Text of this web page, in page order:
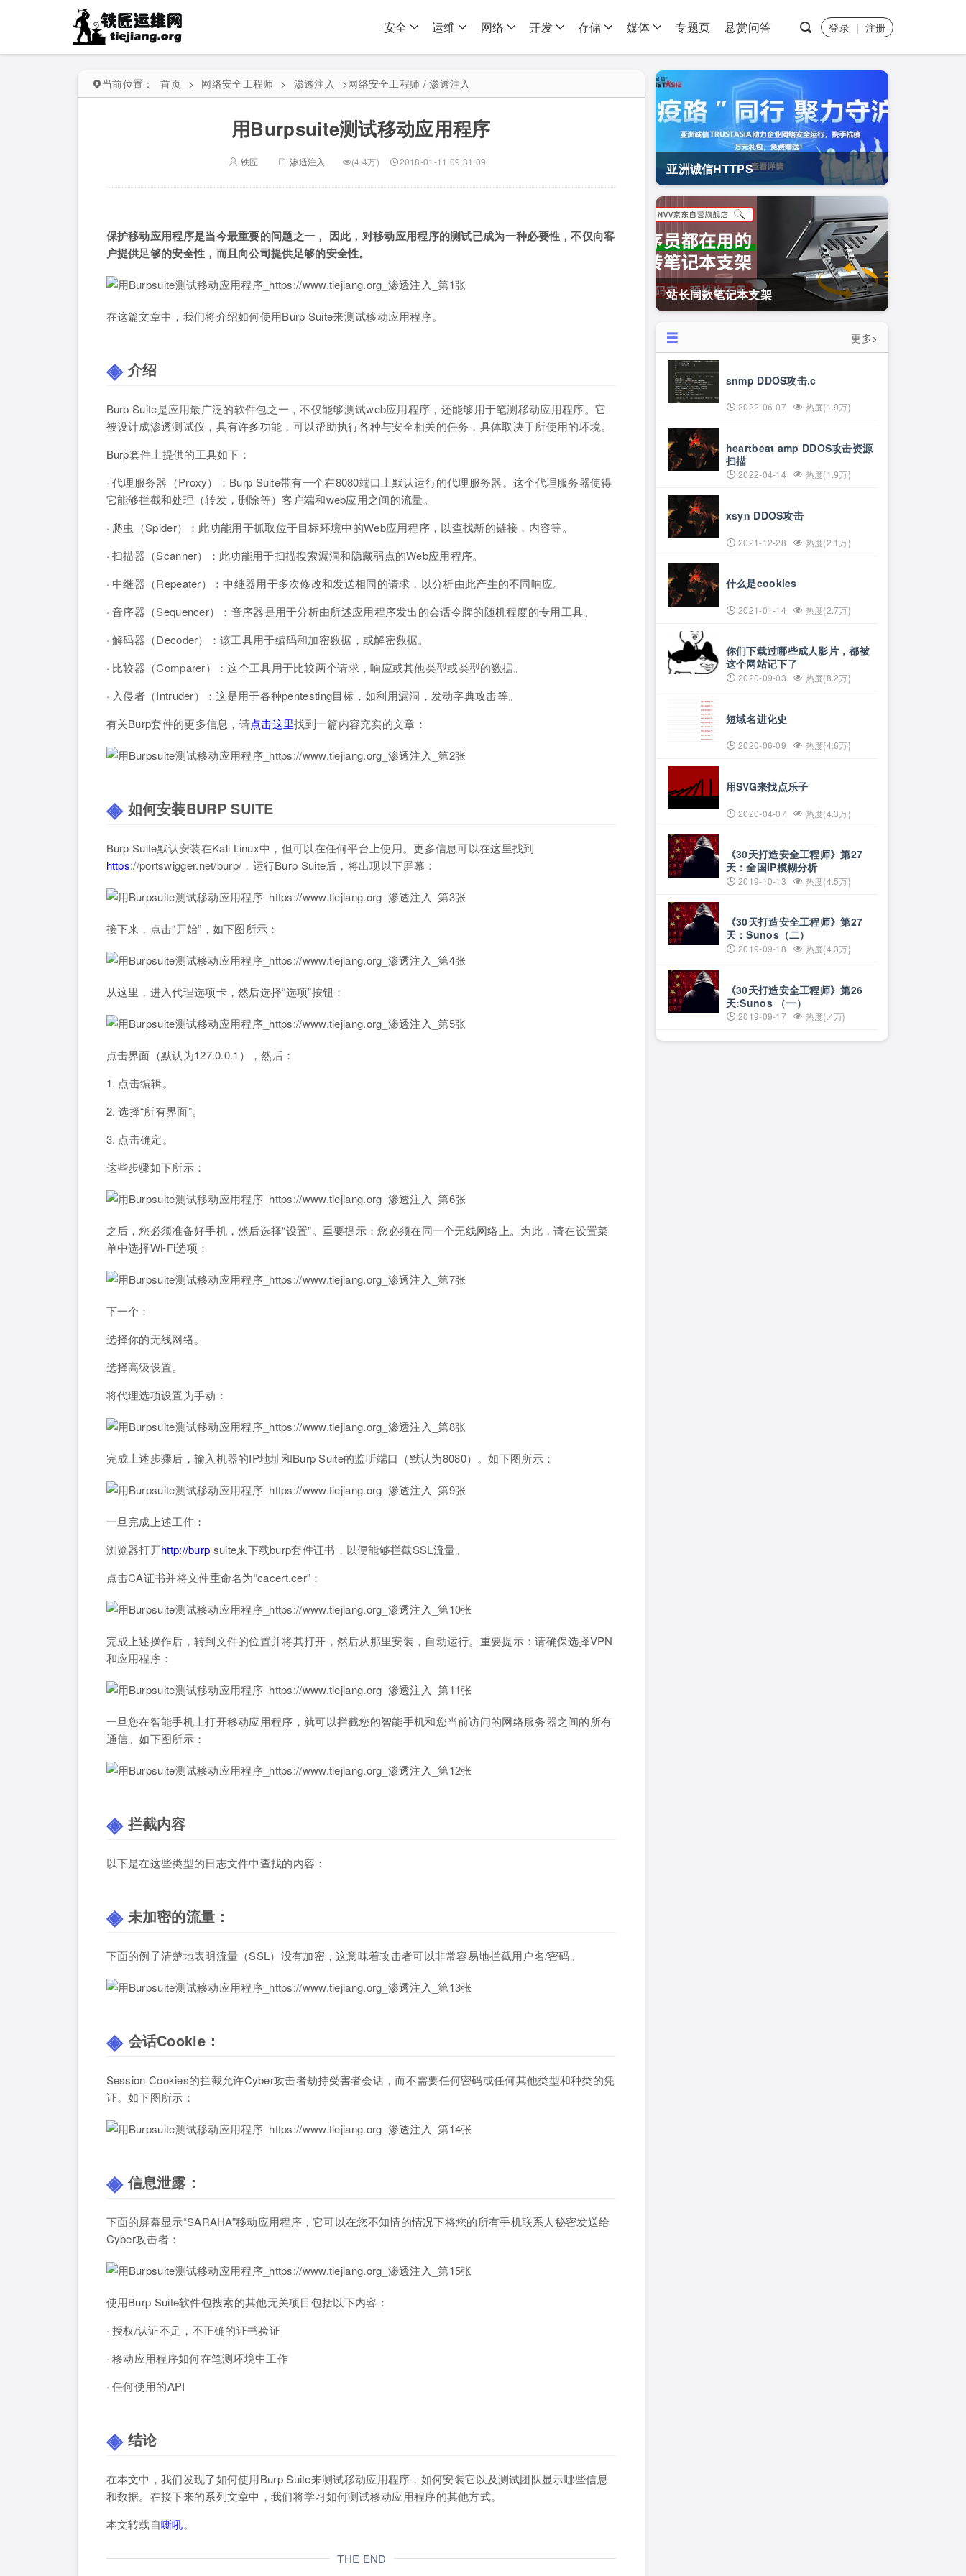
安全 运维 网络 开发 存储 媒体 专题页 悬赏问答 登录 | 注册
当前位置： 首页 > 网络安全工程师 > 渗透注入 >网络安全工程师 / 渗透注入
用Burpsuite测试移动应用程序
铁匠 渗透注入 (4.4万) 2018-01-11 09:31:09
保护移动应用程序是当今最重要的问题之一， 因此，对移动应用程序的测试已成为一种必要性，不仅向客
户提供足够的安全性，而且向公司提供足够的安全性。
在这篇文章中，我们将介绍如何使用Burp Suite来测试移动应用程序。
介绍
Burp Suite是应用最广泛的软件包之一，不仅能够测试web应用程序，还能够用于笔测移动应用程序。它
被设计成渗透测试仪，具有许多功能，可以帮助执行各种与安全相关的任务，具体取决于所使用的环境。
Burp套件上提供的工具如下：
· 代理服务器（Proxy）：Burp Suite带有一个在8080端口上默认运行的代理服务器。这个代理服务器使得
它能够拦截和处理（转发，删除等）客户端和web应用之间的流量。
· 爬虫（Spider）：此功能用于抓取位于目标环境中的Web应用程序，以查找新的链接，内容等。
· 扫描器（Scanner）：此功能用于扫描搜索漏洞和隐藏弱点的Web应用程序。
· 中继器（Repeater）：中继器用于多次修改和发送相同的请求，以分析由此产生的不同响应。
· 音序器（Sequencer）：音序器是用于分析由所述应用程序发出的会话令牌的随机程度的专用工具。
· 解码器（Decoder）：该工具用于编码和加密数据，或解密数据。
· 比较器（Comparer）：这个工具用于比较两个请求，响应或其他类型或类型的数据。
· 入侵者（Intruder）：这是用于各种pentesting目标，如利用漏洞，发动字典攻击等。
有关Burp套件的更多信息，请点击这里找到一篇内容充实的文章：
如何安装BURP SUITE
Burp Suite默认安装在Kali Linux中，但可以在任何平台上使用。更多信息可以在这里找到
https://portswigger.net/burp/，运行Burp Suite后，将出现以下屏幕：
接下来，点击“开始”，如下图所示：
从这里，进入代理选项卡，然后选择“选项”按钮：
点击界面（默认为127.0.0.1），然后：
1. 点击编辑。
2. 选择“所有界面”。
3. 点击确定。
这些步骤如下所示：
之后，您必须准备好手机，然后选择“设置”。重要提示：您必须在同一个无线网络上。为此，请在设置菜
单中选择Wi-Fi选项：
下一个：
选择你的无线网络。
选择高级设置。
将代理选项设置为手动：
完成上述步骤后，输入机器的IP地址和Burp Suite的监听端口（默认为8080）。如下图所示：
一旦完成上述工作：
浏览器打开http://burp suite来下载burp套件证书，以便能够拦截SSL流量。
点击CA证书并将文件重命名为“cacert.cer”：
完成上述操作后，转到文件的位置并将其打开，然后从那里安装，自动运行。重要提示：请确保选择VPN
和应用程序：
一旦您在智能手机上打开移动应用程序，就可以拦截您的智能手机和您当前访问的网络服务器之间的所有
通信。如下图所示：
拦截内容
以下是在这些类型的日志文件中查找的内容：
未加密的流量：
下面的例子清楚地表明流量（SSL）没有加密，这意味着攻击者可以非常容易地拦截用户名/密码。
会话Cookie：
Session Cookies的拦截允许Cyber攻击者劫持受害者会话，而不需要任何密码或任何其他类型和种类的凭
证。如下图所示：
信息泄露：
下面的屏幕显示“SARAHA”移动应用程序，它可以在您不知情的情况下将您的所有手机联系人秘密发送给
Cyber攻击者：
使用Burp Suite软件包搜索的其他无关项目包括以下内容：
· 授权/认证不足，不正确的证书验证
· 移动应用程序如何在笔测环境中工作
· 任何使用的API
结论
在本文中，我们发现了如何使用Burp Suite来测试移动应用程序，如何安装它以及测试团队显示哪些信息
和数据。在接下来的系列文章中，我们将学习如何测试移动应用程序的其他方式。
本文转载自嘶吼。
THE END
亚洲诚信HTTPS
站长同款笔记本支架
更多>
snmp DDOS攻击.c
2022-06-07 热度{1.9万}
heartbeat amp DDOS攻击资源
扫描
2022-04-14 热度{1.9万}
xsyn DDOS攻击
2021-12-28 热度{2.1万}
什么是cookies
2021-01-14 热度{2.7万}
你们下载过哪些成人影片，都被
这个网站记下了
2020-09-03 热度{8.2万}
短域名进化史
2020-06-09 热度{4.6万}
用SVG来找点乐子
2020-04-07 热度{4.3万}
《30天打造安全工程师》第27
天：全国IP模糊分析
2019-10-13 热度{4.5万}
《30天打造安全工程师》第27
天：Sunos（二）
2019-09-18 热度{4.3万}
《30天打造安全工程师》第26
天:Sunos （一）
2019-09-17 热度{.4万}